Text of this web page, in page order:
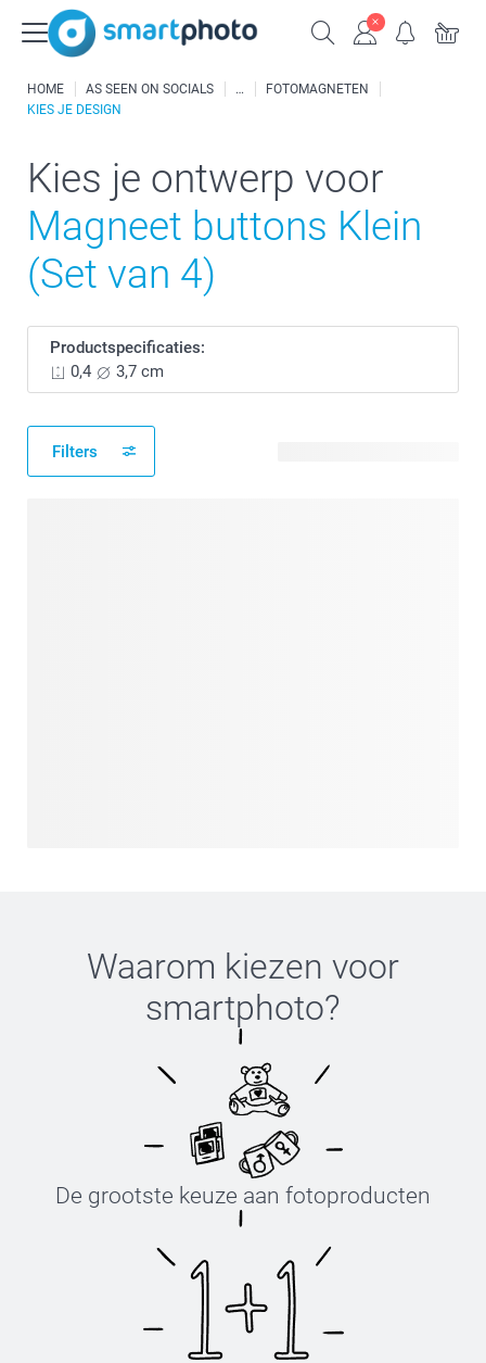
HOME AS SEEN ON SOCIALS
FOTOMAGNETEN
KIES JE DESIGN
Kies je ontwerp voor
Magneet buttons Klein
(Set van 4)
Productspecificaties:
0,4
3,7 cm
Filters
Waarom kiezen voor
smartphoto?
De grootste keuze aan fotoproducten